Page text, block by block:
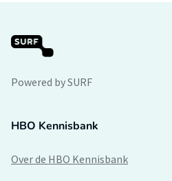
Powered by SURF
HBO Kennisbank
Over de HBO Kennisbank